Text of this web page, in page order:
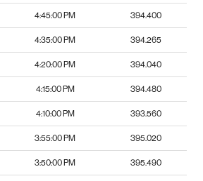
4:45:00 PM 394.400
4:35:00 PM 394.265
4:20:00 PM 394.040
4:15:00 PM 394.480
4:10:00 PM 393.560
3:55:00 PM 395.020
3:50:00 PM 395.490